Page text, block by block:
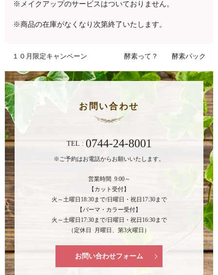
※メイクアップのサービスはついておりません。
※商品の在庫がなくなり次第終了いたします。
１０月限定キャンペーン 酵素って？ 酵素パック
お問い合わせ
TEL : 0744-24-8001
※ご予約はお電話からお願いいたします。
営業時間 9:00～
【カット受付】
火～土曜日18:30まで/日曜日・祝日17:30まで
【パーマ・カラー受付】
火～土曜日17:30まで/日曜日・祝日16:30まで
（定休日 月曜日、第3火曜日）
お問い合わせフォーム